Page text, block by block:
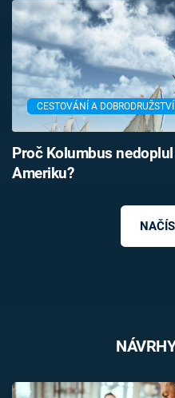
CESTOVÁNÍ A DOBRODRUŽSTVÍ
Proč Kolumbus
Ameriku?